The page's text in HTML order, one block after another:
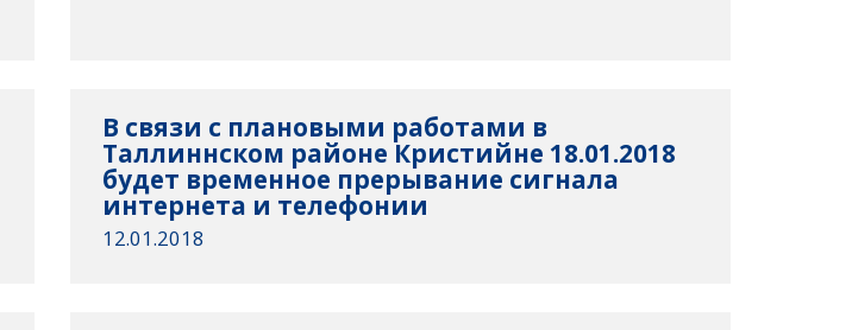
В связи с плановыми работами в
Таллиннском районе Кристийне 18.01.2018
будет временное прерывание сигнала
интернета и телефонии
12.01.2018